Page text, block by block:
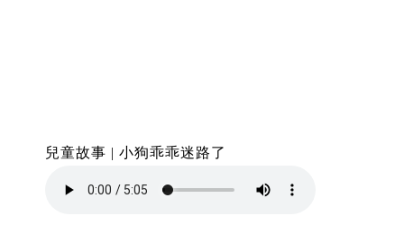
兒童故事 | 小狗乖乖迷路了